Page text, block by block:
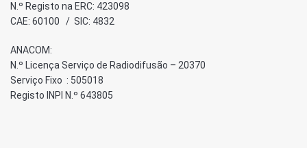
N.º Registo na ERC: 423098
CAE: 60100 / SIC: 4832
ANACOM:
N.º Licença Serviço de Radiodifusão – 20370
Serviço Fixo : 505018
Registo INPI N.º 643805